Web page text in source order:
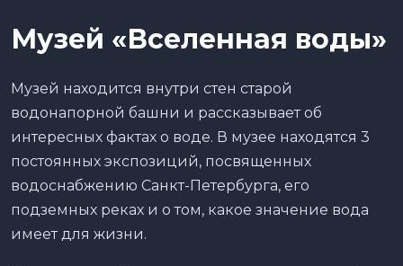
Музей «Вселенная воды»
Музей находится внутри стен старой
водонапорной башни и рассказывает об
интересных фактах о воде. В музее находятся 3
постоянных экспозиций, посвященных
водоснабжению Санкт-Петербурга, его
подземных реках и о том, какое значение вода
имеет для жизни.